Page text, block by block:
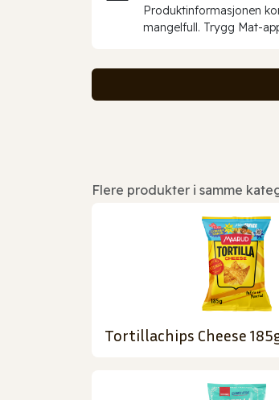
Produktinformasjonen
mangelfull. Trygg Mat-
Flere produkter i samme
Tortillachips Cheese